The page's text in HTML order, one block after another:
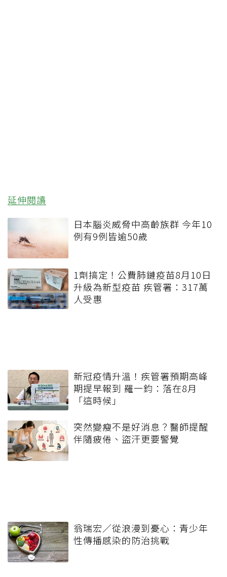
延伸閱讀
日本腦炎威脅中高齡族群 今年10
例有9例皆逾50歲
1劑搞定！公費肺鏈疫苗8月10日
升級為新型疫苗 疾管署：317萬
人受惠
新冠疫情升溫！疾管署預期高峰
期提早報到 羅一鈞：落在8月
「這時候」
突然變瘦不是好消息？醫師提醒
伴隨疲倦、盜汗更要警覺
翁瑞宏／從浪漫到憂心：青少年
性傳播感染的防治挑戰